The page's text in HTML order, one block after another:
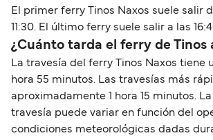
El primer ferry Tinos Naxos suele salir
11:30. El último ferry suele salir a las
¿Cuánto tarda el ferry de Tinos
La travesía del ferry Tinos Naxos tiene
hora 55 minutos. Las travesías más
aproximadamente 1 hora 15 minutos.
travesía puede variar en función del
condiciones meteorológicas dadas